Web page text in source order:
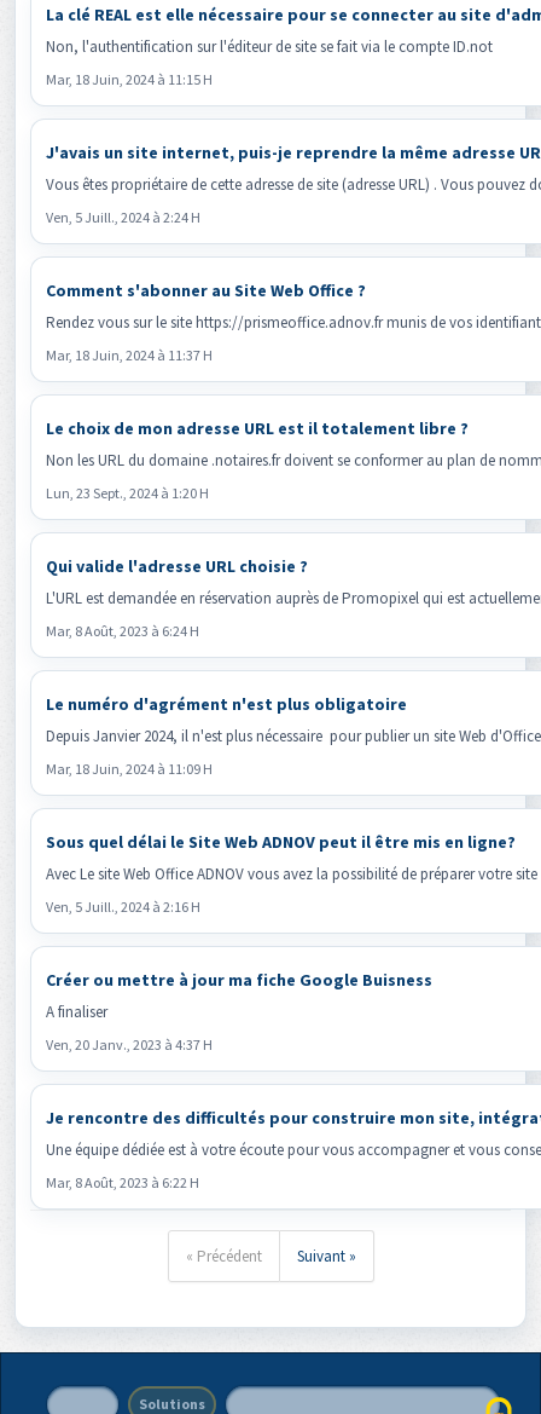
La clé REAL est elle nécessaire pour se connecter au site
Non, l'authentification sur l'éditeur de site se fait via le compte ID.not
Mar, 18 Juin, 2024 à 11:15 H
J'avais un site internet, puis-je reprendre la même adresse
Vous êtes propriétaire de cette adresse de site (adresse URL) . Vous
Ven, 5 Juill., 2024 à 2:24 H
Comment s'abonner au Site Web Office ?
Rendez vous sur le site https://prismeoffice.adnov.fr munis de vos
Mar, 18 Juin, 2024 à 11:37 H
Le choix de mon adresse URL est il totalement libre ?
Non les URL du domaine .notaires.fr doivent se conformer au plan de
Lun, 23 Sept., 2024 à 1:20 H
Qui valide l'adresse URL choisie ?
L'URL est demandée en réservation auprès de Promopixel qui est
Mar, 8 Août, 2023 à 6:24 H
Le numéro d'agrément n'est plus obligatoire
Depuis Janvier 2024, il n'est plus nécessaire pour publier un site Web
Mar, 18 Juin, 2024 à 11:09 H
Sous quel délai le Site Web ADNOV peut il être mis en ligne?
Avec Le site Web Office ADNOV vous avez la possibilité de préparer votre
Ven, 5 Juill., 2024 à 2:16 H
Créer ou mettre à jour ma fiche Google Buisness
A finaliser
Ven, 20 Janv., 2023 à 4:37 H
Je rencontre des difficultés pour construire mon site,
Une équipe dédiée est à votre écoute pour vous accompagner et vous
Mar, 8 Août, 2023 à 6:22 H
« Précédent Suivant »
Solutions Politique de protection des données